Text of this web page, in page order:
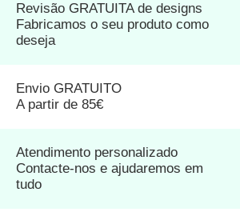
Revisão GRATUITA de designs
Fabricamos o seu produto como
deseja
Envio GRATUITO
A partir de 85€
Atendimento personalizado
Contacte-nos e ajudaremos em
tudo